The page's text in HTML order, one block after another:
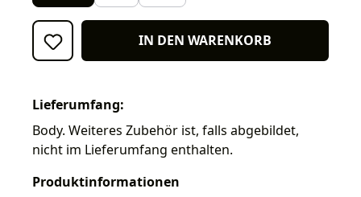
IN DEN WARENKORB
Lieferumfang:
Body. Weiteres Zubehör ist, falls abgebildet,
nicht im Lieferumfang enthalten.
Produktinformationen